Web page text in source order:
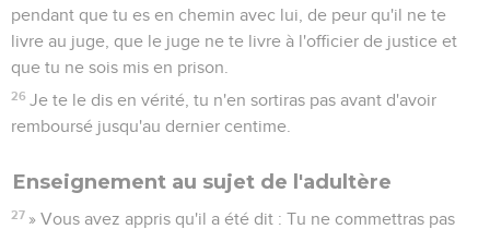
pendant que tu es en chemin avec lui, de peur qu'il ne te
livre au juge, que le juge ne te livre à l'officier de justice et
que tu ne sois mis en prison.
26 Je te le dis en vérité, tu n'en sortiras pas avant d'avoir
remboursé jusqu'au dernier centime.
Enseignement au sujet de l'adultère
27 » Vous avez appris qu'il a été dit : Tu ne commettras pas